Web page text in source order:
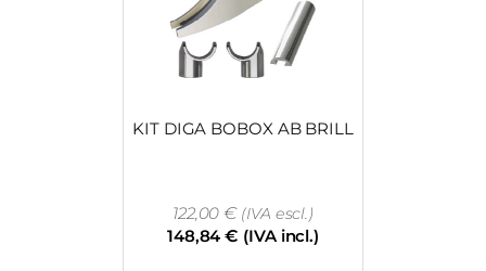
KIT DIGA BOBOX AB BRILL
122,00€(IVA escl.)
148,84€ (IVA incl.)